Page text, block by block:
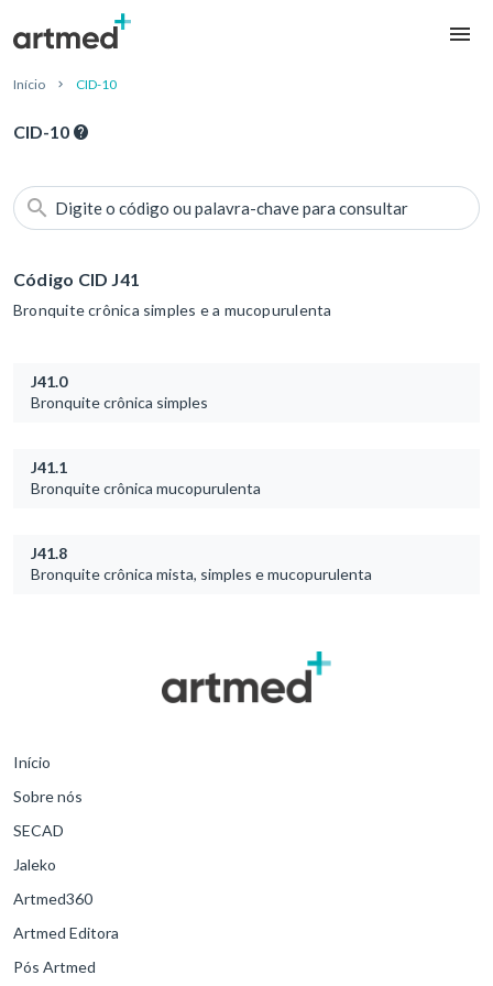
Início CID-10
CID-10
Digite o código ou palavra-chave para consultar
Código CID J41
Bronquite crônica simples e a mucopurulenta
J41.0
Bronquite crônica simples
J41.1
Bronquite crônica mucopurulenta
J41.8
Bronquite crônica mista, simples e mucopurulenta
Início
Sobre nós
SECAD
Jaleko
Artmed360
Artmed Editora
Pós Artmed